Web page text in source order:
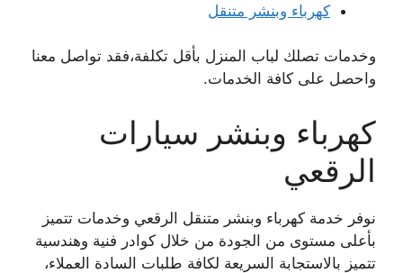
كهرباء وبنشر متنقل
وخدمات تصلك لباب المنزل بأقل تكلفة،فقد تواصل معنا
واحصل على كافة الخدمات.
كهرباء وبنشر سيارات
الرقعي
نوفر خدمة كهرباء وبنشر متنقل الرقعي وخدمات تتميز
بأعلى مستوى من الجودة من خلال كوادر فنية وهندسية
تتميز بالاستجابة السريعة لكافة طلبات السادة العملاء،